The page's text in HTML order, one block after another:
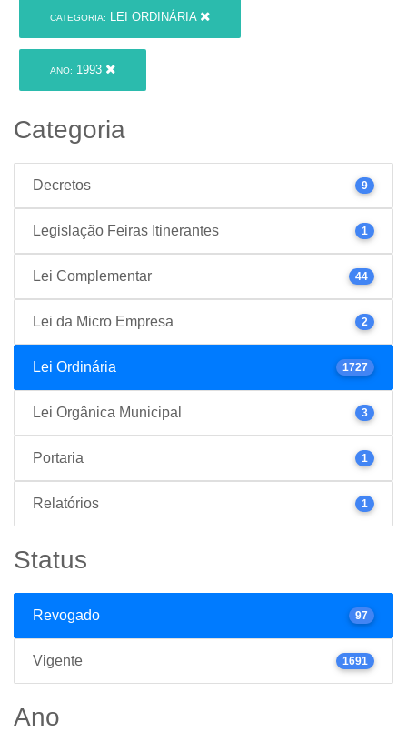
CATEGORIA: LEI ORDINÁRIA
ANO: 1993
Categoria
Decretos 9
Legislação Feiras Itinerantes 1
Lei Complementar 44
Lei da Micro Empresa 2
Lei Ordinária 1727
Lei Orgânica Municipal 3
Portaria 1
Relatórios 1
Status
Revogado 97
Vigente 1691
Ano